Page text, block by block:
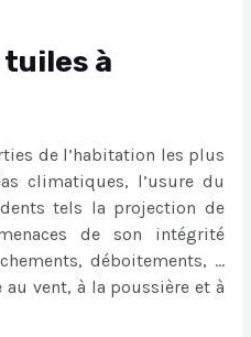
tuiles à
de l’habitation les plus
climatiques, l’usure du
tels la projection de
de son intégrité
déboitements, …
vent, à la poussière et à